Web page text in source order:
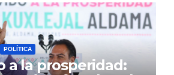
POLÍTICA
a la prosperidad: